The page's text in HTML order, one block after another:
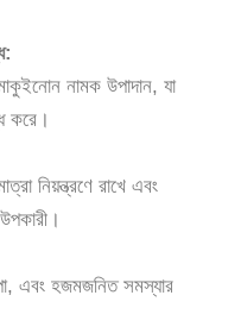
নামক উপাদান, যা
করে।
নিয়ন্ত্রণে রাখে এবং
এবং হজমজনিত সমস্যার